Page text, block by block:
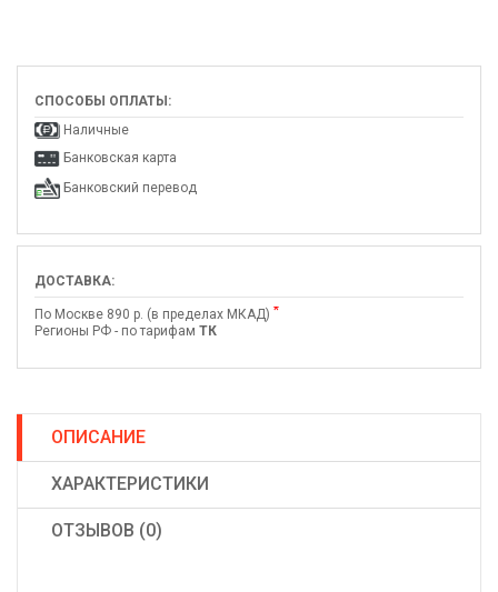
СПОСОБЫ ОПЛАТЫ:
Наличные
Банковская карта
Банковский перевод
ДОСТАВКА:
По Москве 890 р. (в пределах МКАД) *
Регионы РФ - по тарифам ТК
ОПИСАНИЕ
ХАРАКТЕРИСТИКИ
ОТЗЫВОВ (0)